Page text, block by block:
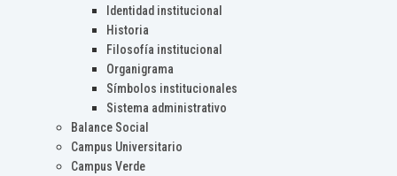
Identidad institucional
Historia
Filosofía institucional
Organigrama
Símbolos institucionales
Sistema administrativo
Balance Social
Campus Universitario
Campus Verde